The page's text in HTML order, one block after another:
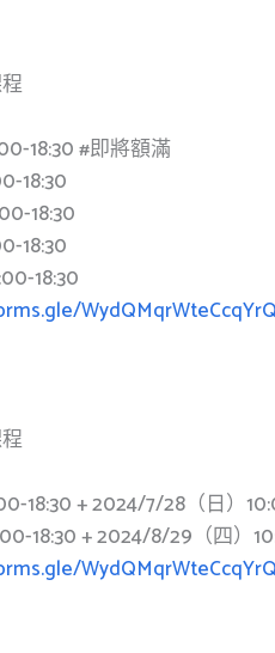
18:30#即將額滿
18:30
18:30
18:30
18:30
18:30 + 2024/7/28（日）
18:30 + 2024/8/29（四）